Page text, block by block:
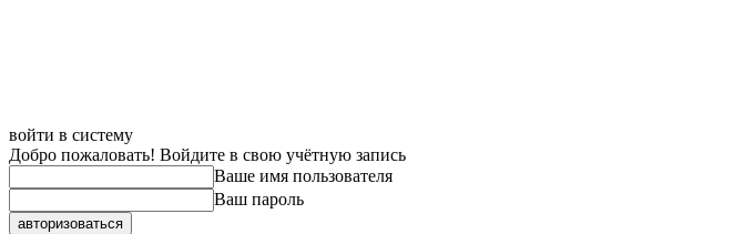
войти в систему
Добро пожаловать! Войдите в свою учётную запись
Ваше имя пользователя
Ваш пароль